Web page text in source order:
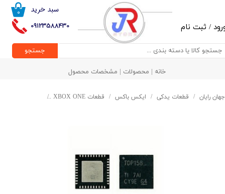
09123588430
۰ سبد خرید
/ ثبت نام
حساب کاربری من
تغییر گذر واژه
جستجو
خانه | محصولات | مشخصات محصول
جهان رایان قطعات یدکی ایکس باکس قطعات XBOX ONE